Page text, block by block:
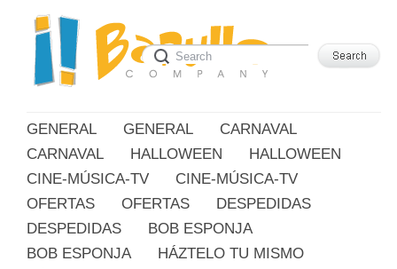
GENERAL GENERAL
CARNAVAL
CARNAVAL
HALLOWEEN
HALLOWEEN
CINE-MÚSICA-TV
CINE-MÚSICA-TV
OFERTAS
OFERTAS
DESPEDIDAS
DESPEDIDAS
BOB ESPONJA
BOB ESPONJA
HÁZTELO TU MISMO